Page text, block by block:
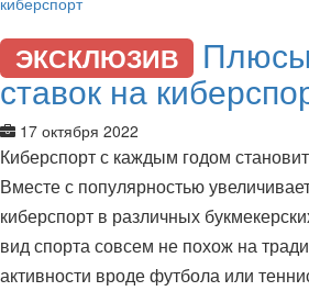
ЭКСКЛЮЗИВ
ставок на
17 октября 2022
Киберспорт с каждым годом
Вместе с популярностью
киберспорт в различных
вид спорта совсем не похож на
активности вроде футбола или